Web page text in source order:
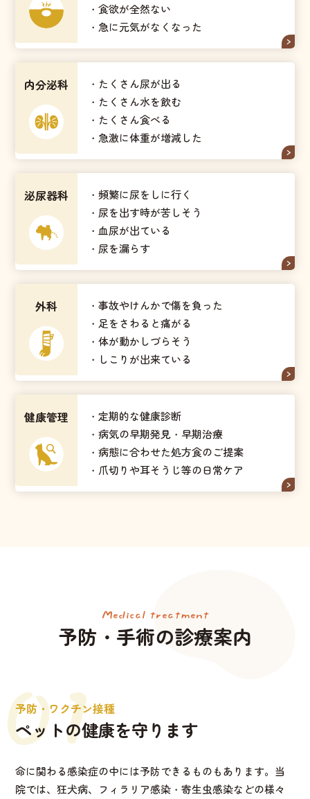
・食欲が全然ない
・急に元気がなくなった
内分泌科
・たくさん尿が出る
・たくさん水を飲む
・たくさん食べる
・急激に体重が増減した
泌尿器科
・頻繁に尿をしに行く
・尿を出す時が苦しそう
・血尿が出ている
・尿を漏らす
外科
・事故やけんかで傷を負った
・足をさわると痛がる
・体が動かしづらそう
・しこりが出来ている
健康管理
・定期的な健康診断
・病気の早期発見・早期治療
・病態に合わせた処方食のご提案
・爪切りや耳そうじ等の日常ケア
Medical treatment
予防・手術の診療案内
01
予防・ワクチン接種
ペットの健康を守ります
命に関わる感染症の中には予防できるものもあります。当
院では、狂犬病、フィラリア感染・寄生虫感染などの様々